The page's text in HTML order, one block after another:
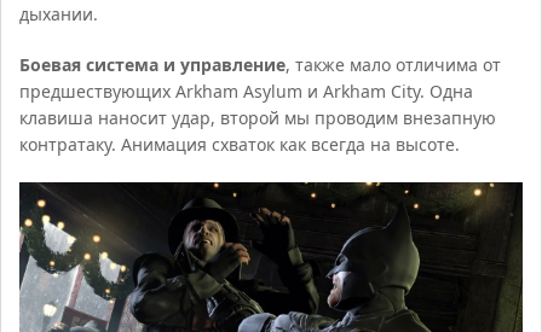
дыхании.
Боевая система и управление, также мало отличима от
предшествующих Arkham Asylum и Arkham City. Одна
клавиша наносит удар, второй мы проводим внезапную
контратаку. Анимация схваток как всегда на высоте.